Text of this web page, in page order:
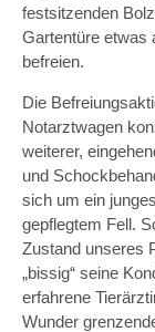
festsitzenden
Gartentüre etwas
befreien.
Die
Notarztwagen
weiterer,
und
sich um ein
gepflegtem Fell.
Zustand unseres
„bissig“ seine
erfahrene
Wunder